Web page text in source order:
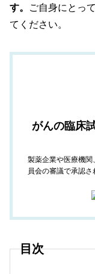
す。 ご自身にとっ
てください。
がんの臨床
製薬企業や医療機
員会の審議で承認さ
目次